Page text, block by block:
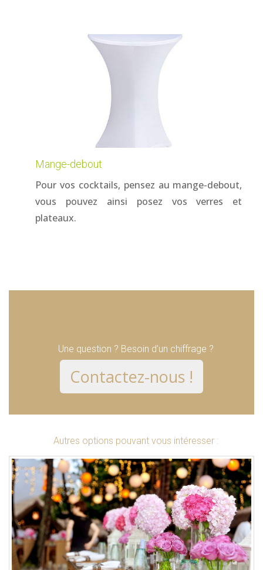
Mange-debout
Pour vos cocktails, pensez au mange-debout,
vous pouvez ainsi posez vos verres et
plateaux.
Une question ? Besoin d’un chiffrage ?
Contactez-nous !
Autres options pouvant vous intéresser :